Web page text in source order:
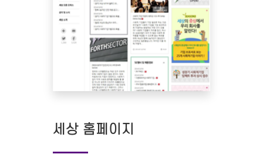
세상 홈페이지